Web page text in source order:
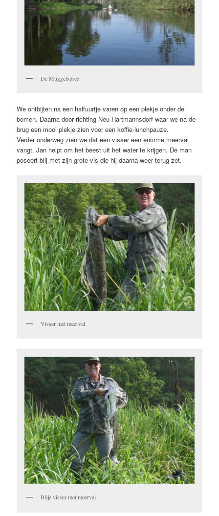
De Müggelspree
We ontbijten na een halfuurtje varen op een plekje onder de
bomen. Daarna door richting Neu Hartmannsdorf waar we na de
brug een mooi plekje zien voor een koffie-lunchpauze.
Verder onderweg zien we dat een visser een enorme meerval
vangt. Jan helpt om het beest uit het water te krijgen. De man
poseert blij met zijn grote vis die hij daarna weer terug zet.
Visser met meerval
Blije visser met meerval